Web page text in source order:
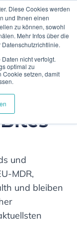
Diese Cookies werden
und Ihnen einen
zu können, sowohl
Mehr Infos über die
nicht verfolgt.
optimal zu
Cookie setzen, damit
und
MDR,
und bleiben